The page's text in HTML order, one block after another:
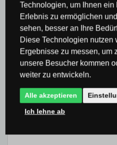
E-mail:
Frage
Technologien, um Ihnen ein
Erlebnis zu ermöglichen
sehen, besser an Ihre
Diese Technologien nutzen
Ergebnisse zu messen, um
unsere Besucher kommen
weiter zu entwickeln.
Alle akzeptieren
Ich lehne ab